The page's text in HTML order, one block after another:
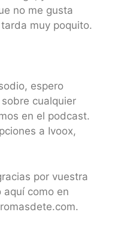
no me gusta
muy poquito.
espero
cualquier
en el podcast.
a Ivoox,
por vuestra
como en